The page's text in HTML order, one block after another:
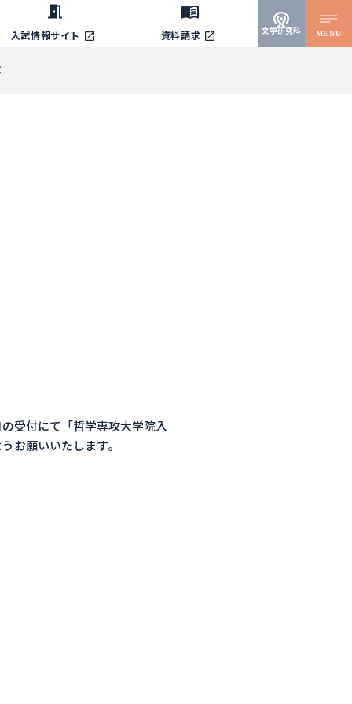
入試情報サイト 資料請求 文学研究科 MENU
受付にて「哲学専攻大学院入
お願いいたします。